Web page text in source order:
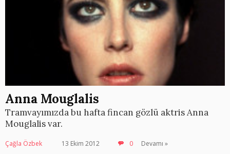
Anna Mouglalis
Tramvayımızda bu hafta fincan gözlü aktris Anna
Mouglalis var.
Çağla Özbek 13 Ekim 2012 0 Devamı »